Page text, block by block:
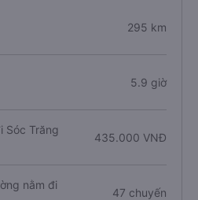
295 km
5.9 giờ
Sóc Trăng
435.000 VNĐ
nằm đi
47 chuyến